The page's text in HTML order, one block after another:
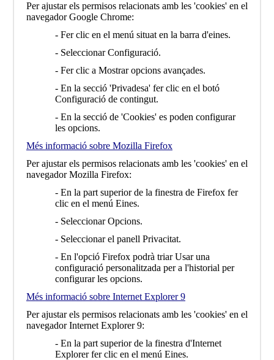
Per ajustar els permisos relacionats amb les 'cookies' en el
navegador Google Chrome:
- Fer clic en el menú situat en la barra d'eines.
- Seleccionar Configuració.
- Fer clic a Mostrar opcions avançades.
- En la secció 'Privadesa' fer clic en el botó
Configuració de contingut.
- En la secció de 'Cookies' es poden configurar
les opcions.
Més informació sobre Mozilla Firefox
Per ajustar els permisos relacionats amb les 'cookies' en el
navegador Mozilla Firefox:
- En la part superior de la finestra de Firefox fer
clic en el menú Eines.
- Seleccionar Opcions.
- Seleccionar el panell Privacitat.
- En l'opció Firefox podrà triar Usar una
configuració personalitzada per a l'historial per
configurar les opcions.
Més informació sobre Internet Explorer 9
Per ajustar els permisos relacionats amb les 'cookies' en el
navegador Internet Explorer 9:
- En la part superior de la finestra d'Internet
Explorer fer clic en el menú Eines.